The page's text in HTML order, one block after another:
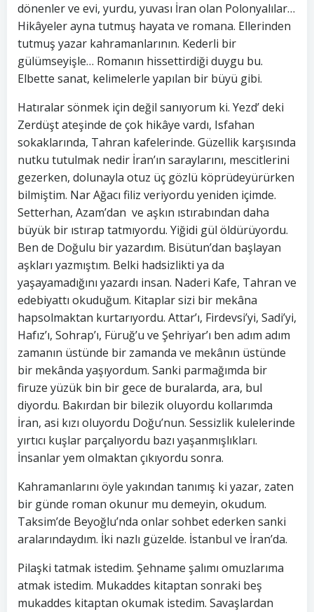
dönenler ve evi, yurdu, yuvası İran olan Polonyalılar…
Hikâyeler ayna tutmuş hayata ve romana. Ellerinden
tutmuş yazar kahramanlarının. Kederli bir
gülümseyişle… Romanın hissettirdiği duygu bu.
Elbette sanat, kelimelerle yapılan bir büyü gibi.
Hatıralar sönmek için değil sanıyorum ki. Yezd’ deki
Zerdüşt ateşinde de çok hikâye vardı, Isfahan
sokaklarında, Tahran kafelerinde. Güzellik karşısında
nutku tutulmak nedir İran’ın saraylarını, mescitlerini
gezerken, dolunayla otuz üç gözlü köprüdeyürürken
bilmiştim. Nar Ağacı filiz veriyordu yeniden içimde.
Setterhan, Azam’dan ve aşkın ıstırabından daha
büyük bir ıstırap tatmıyordu. Yiğidi gül öldürüyordu.
Ben de Doğulu bir yazardım. Bisütun’dan başlayan
aşkları yazmıştım. Belki hadsizlikti ya da
yaşayamadığını yazardı insan. Naderi Kafe, Tahran ve
edebiyattı okuduğum. Kitaplar sizi bir mekâna
hapsolmaktan kurtarıyordu. Attar’ı, Firdevsi’yi, Sadi’yi,
Hafız’ı, Sohrap’ı, Füruğ’u ve Şehriyar’ı ben adım adım
zamanın üstünde bir zamanda ve mekânın üstünde
bir mekânda yaşıyordum. Sanki parmağımda bir
firuze yüzük bin bir gece de buralarda, ara, bul
diyordu. Bakırdan bir bilezik oluyordu kollarımda
İran, asi kızı oluyordu Doğu’nun. Sessizlik kulelerinde
yırtıcı kuşlar parçalıyordu bazı yaşanmışlıkları.
İnsanlar yem olmaktan çıkıyordu sonra.
Kahramanlarını öyle yakından tanımış ki yazar, zaten
bir günde roman okunur mu demeyin, okudum.
Taksim’de Beyoğlu’nda onlar sohbet ederken sanki
aralarındaydım. İki nazlı güzelde. İstanbul ve İran’da.
Pilaşki tatmak istedim. Şehname şalımı omuzlarıma
atmak istedim. Mukaddes kitaptan sonraki beş
mukaddes kitaptan okumak istedim. Savaşlardan